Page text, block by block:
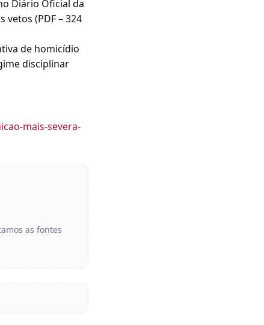
Diário Oficial da
vetos (PDF – 324
de homicídio
disciplinar
mais-severa-
as fontes